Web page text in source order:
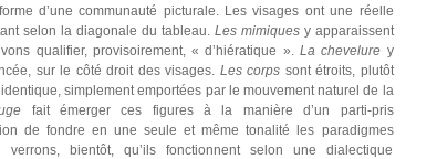
d’une communauté picturale. Les visages ont une réelle
selon la diagonale du tableau. Les mimiquesy apparaissent
qualifier, provisoirement, « d’hiératique ». La chevelure y
sur le côté droit des visages. Les corps sont étroits, plutôt
simplement emportées par le mouvement naturel de la
fait émerger ces figures à la manière d’un parti-pris
de fondre en une seule et même tonalité les paradigmes
bientôt, qu’ils fonctionnent selon une dialectique